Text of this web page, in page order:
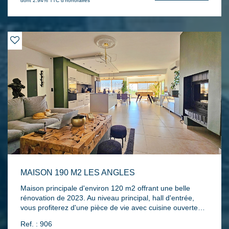
climatisation réversible...L'ensemble sur une parcelle de
électrique...Au calme!
MAISON 190 M2 LES ANGLES
Maison principale d'environ 120 m2 offrant une belle
rénovation de 2023. Au niveau principal, hall d'entrée,
vous profiterez d'une pièce de vie avec cuisine ouverte
une chambre. A l'étage deux chambres dont une suite
Ref. : 906